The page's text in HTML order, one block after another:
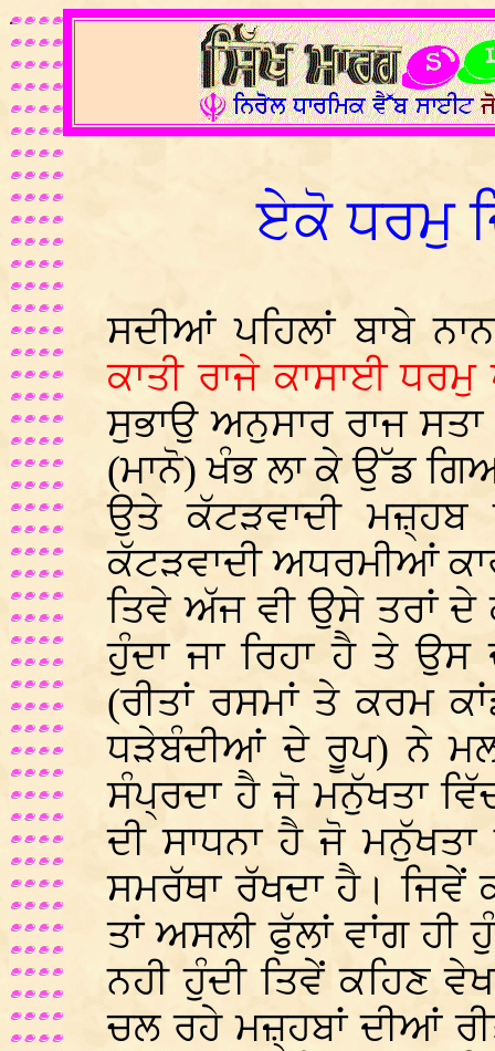
.
ਏਕੋ ਧਰਮੁ
ਸਦੀਆਂ ਪਹਿਲਾਂ ਬਾਬੇ
ਕਾਤੀ ਰਾਜੇ ਕਾਸਾਈ
ਸੁਭਾਉ ਅਨੁਸਾਰ ਰਾਜ
(ਮਾਨੋ) ਖੰਭ ਲਾ ਕੇ ਉੱਡ
ਉਤੇ ਕੱਟੜਵਾਦੀ
ਕੱਟੜਵਾਦੀ ਅਧਰਮੀਆਂ
ਤਿਵੇ ਅੱਜ ਵੀ ਉਸੇ ਤਰਾਂ
ਹੁੰਦਾ ਜਾ ਰਿਹਾ ਹੈ ਤੇ
(ਰੀਤਾਂ ਰਸਮਾਂ ਤੇ ਕਰਮ
ਧੜੇਬੰਦੀਆਂ ਦੇ ਰੂਪ) ਨੇ
ਸੰਪ੍ਰਦਾ ਹੈ ਜੋ ਮਨੁੱਖਤਾ
ਦੀ ਸਾਧਨਾ ਹੈ ਜੋ
ਸਮਰੱਥਾ ਰੱਖਦਾ ਹੈ। ਜਿਵੇਂ
ਤਾਂ ਅਸਲੀ ਫੁੱਲਾਂ ਵਾਂਗ
ਨਹੀ ਹੁੰਦੀ ਤਿਵੇਂ ਕਹਿਣ
ਚਲ ਰਹੇ ਮਜ਼੍ਹਬਾਂ ਦੀਆਂ